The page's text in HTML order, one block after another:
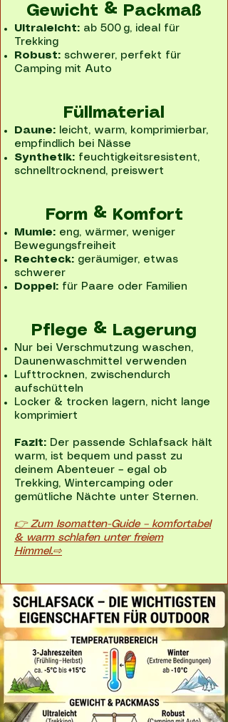
Gewicht & Packmaß
Ultraleicht: ab 500 g, ideal für
Trekking
Robust: schwerer, perfekt für
Camping mit Auto
Füllmaterial
Daune:
leicht, warm, komprimierbar,
empfindlich bei Nässe
Synthetik: feuchtigkeitsresistent,
schnelltrocknend, preiswert
Form & Komfort
Mumie: eng, wärmer, weniger
Bewegungsfreiheit
Rechteck: geräumiger, etwas
schwerer
Doppel: für Paare oder Familien
Pflege & Lagerung
Nur bei Verschmutzung waschen,
Daunenwaschmittel verwenden
Lufttrocknen, zwischendurch
aufschütteln
Locker & trocken lagern, nicht lange
komprimiert
Fazit: Der passende Schlafsack hält
warm, ist bequem und passt zu
deinem Abenteuer – egal ob
Trekking, Wintercamping oder
gemütliche Nächte unter Sternen.
👉 Zum Isomatten-Guide – komfortabel
& warm schlafen unter freiem
Himmel.⇨